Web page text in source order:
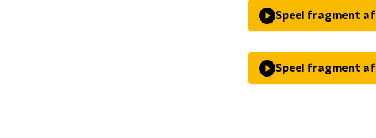
Speel fragment af
Speel fragment af